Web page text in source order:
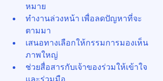
หมาย
ทำงานล่วงหน้า เพื่อลดปัญหาที่จะ
ตามมา
เสนอทางเลือกให้กรรมการมองเห็น
ภาพใหญ่
ช่วยสื่อสารกับเจ้าของร่วมให้เข้าใจ
และร่วมมือ